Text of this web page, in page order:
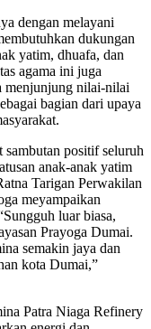
dengan melayani
dukungan
yatim, dhuafa, dan
agama ini juga
menjunjung nilai-nilai
bagian dari upaya
sambutan positif seluruh
anak-anak yatim
Tarigan Perwakilan
meyampaikan
luar biasa,
Prayoga Dumai.
semakin jaya dan
kota Dumai,”
Patra Niaga Refinery